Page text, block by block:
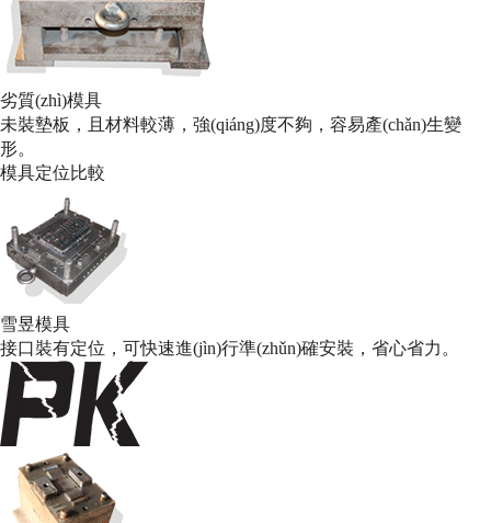
劣質(zhì)模具
未裝墊板，且材料較薄，強(qiáng)度不夠，容易產(chǎn)生變
形。
模具定位比較
雪昱模具
接口裝有定位，可快速進(jìn)行準(zhǔn)確安裝，省心省力。